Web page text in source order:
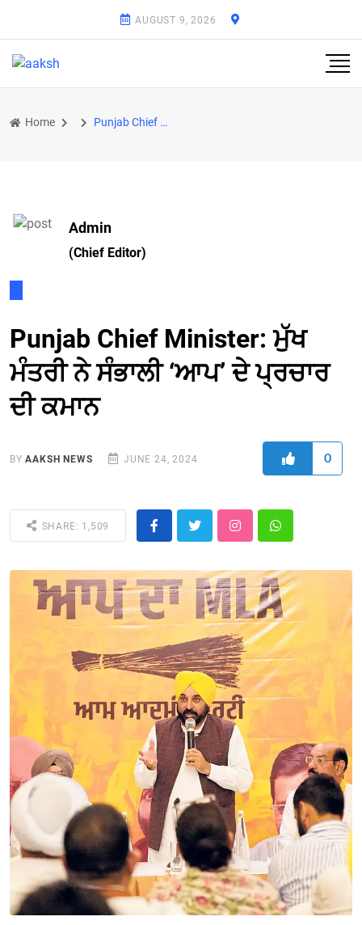
AUGUST 9, 2026
Home Punjab Chief Minister: ਮੁੱਖ ਮੰਤਰੀ ਨੇ ਸੰਭਾਲੀ ‘ਆਪ’ ਦੇ ਪ੍ਰਚਾਰ ਦੀ ਕਮਾਨ
Admin
(Chief Editor)
Punjab Chief Minister: ਮੁੱਖ
ਮੰਤਰੀ ਨੇ ਸੰਭਾਲੀ ‘ਆਪ’ ਦੇ ਪ੍ਰਚਾਰ
ਦੀ ਕਮਾਨ
BYAAKSH NEWS JUNE 24, 2024 0
SHARE: 1,509